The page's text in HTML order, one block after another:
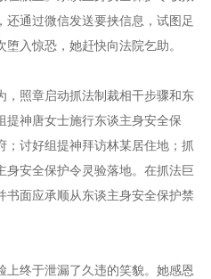
通过微信发送要挟信息，试图足
入惊恐，她赶快向法院乞助。
，照章启动抓法制裁相干步骤和东
神唐女士施行东谈主身安全保
讨好组提神拜访林某居住地；抓
安全保护令灵验落地。在抓法巨
面应承顺从东谈主身安全保护禁
终于泄漏了久违的笑貌。她感恩